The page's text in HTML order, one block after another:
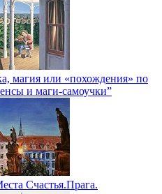
магия или «похождения» по
и маги-самоучки”
Счастья.Прага.